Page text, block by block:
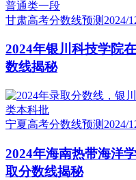
甘肃高考分数线预测 2024/
2024年银川科技学院
数线揭秘
宁夏高考分数线预测 2024/
2024年海南热带海洋
取分数线揭秘